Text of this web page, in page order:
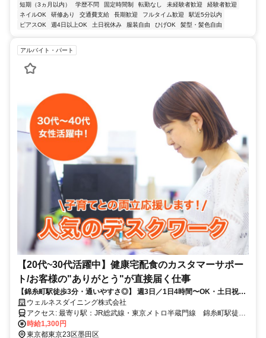
短期（3ヵ月以内） 学歴不問 固定時間制 転勤なし 未経験者歓迎
経験者歓迎
ネイルOK
研修あり 交通費支給 長期歓迎 フルタイム歓迎
駅近5分以内
ピアスOK
週4日以上OK 土日祝休み 服装自由 ひげOK 髪型・髪色自由
アルバイト・パート
【20代~30代活躍中】健康宅配食のカスタマーサポー
ト/お客様の"ありがとう"が直接届く仕事
【錦糸町駅徒歩3分・通いやすさ◎】 週3日／1日4時間〜OK・土日祝完
全休み 未経験から始めた仲間がたくさん活躍中！ 健康宅配食をご利用い
ただいているお客様からのお電話受付や、簡単な入力事務をお任せしま
す。 「次回のお届け日を変更したい」「ありがとう、おいしかったよ」
といった温かいやり取りが中心です。
ウェルネスダイニング株式会社
アクセス: 最寄り駅：JR総武線・東京メトロ半蔵門線 錦糸町駅徒歩
約3～5分
時給1,300円
東京都東京23区墨田区